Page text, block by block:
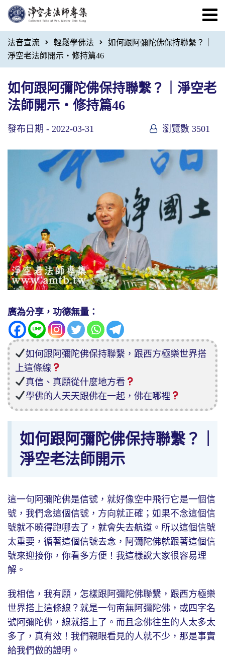
法音宣流 輕鬆學佛法
如何跟阿彌陀佛保持聯繫？｜
淨空老法師開示・修持篇46
如何跟阿彌陀佛保持聯繫？｜淨空老
法師開示・修持篇46
發布日期 - 2022-03-31 瀏覽數 3501
廣為分享，功德無量：
如何跟阿彌陀佛保持聯繫，跟西方極樂世界搭
上這條線
真信、真願從什麼地方看
學佛的人天天跟佛在一起，佛在哪裡
如何跟阿彌陀佛保持聯繫？｜
淨空老法師開示
這一句阿彌陀佛是信號，就好像空中飛行它是一個信
號，我們念這個信號，方向就正確；如果不念這個信
號就不曉得跑哪去了，就會失去航道。所以這個信號
太重要，循著這個信號去念，阿彌陀佛就跟著這個信
號來迎接你，你看多方便！我這樣說大家很容易理
解。
我相信，我有願，怎樣跟阿彌陀佛聯繫，跟西方極樂
世界搭上這條線？就是一句南無阿彌陀佛，或四字名
號阿彌陀佛，線就搭上了。而且念佛往生的人太多太
多了，真有效！我們親眼看見的人就不少，那是事實
給我們做的證明。